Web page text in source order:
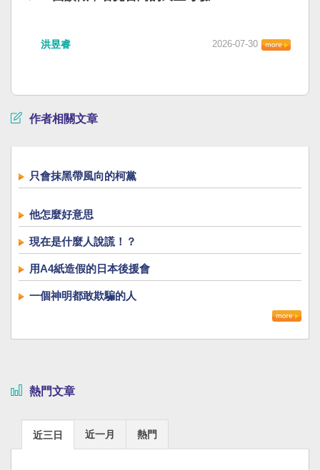
洪昱睿 2026-07-30
作者相關文章
只會抹黑帶風向的柯黨
他怎麼好意思
現在是什麼人說謊！？
用A4紙造假的日本後援會
一個神明都敢欺騙的人
熱門文章
近三日 近一月 熱門